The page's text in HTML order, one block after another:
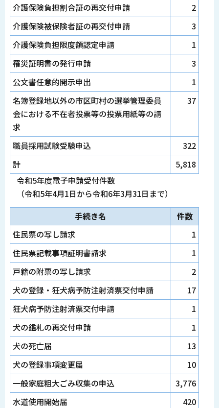
介護保険負担割合証の再交付申請
2
介護保険被保険者証の再交付申請
3
介護保険負担限度額認定申請
1
罹災証明書の発行申請
3
公文書任意的開示申出
1
名簿登録地以外の市区町村の選挙管理委員
会における不在者投票等の投票用紙等の請
求
37
職員採用試験受験申込
322
計
5,818
令和5年度電子申請受付件数
（令和5年4月1日から令和6年3月31日まで）
手続き名
件数
住民票の写し請求
1
住民票記載事項証明書請求
1
戸籍の附票の写し請求
2
犬の登録・狂犬病予防注射済票交付申請
17
狂犬病予防注射済票交付申請
1
犬の鑑札の再交付申請
1
犬の死亡届
13
犬の登録事項変更届
10
一般家庭粗大ごみ収集の申込
3,776
水道使用開始届
420